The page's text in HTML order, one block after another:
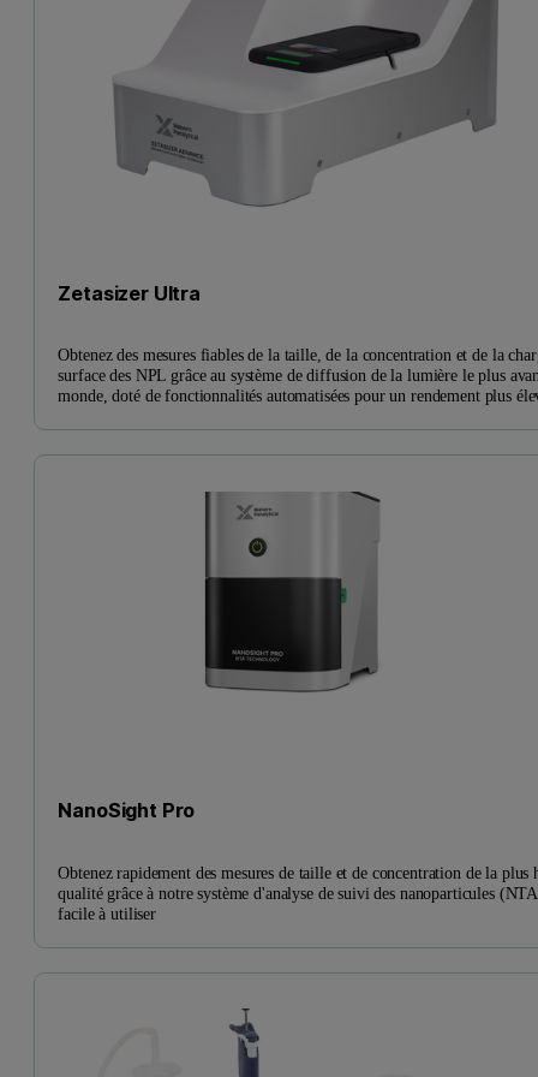
Zetasizer Ultra
Obtenez des mesures fiables de la taille, de la concentration et de la
surface des NPL grâce au système de diffusion de la lumière le plus
monde, doté de fonctionnalités automatisées pour un rendement plus
NanoSight Pro
Obtenez rapidement des mesures de taille et de concentration de la plus
qualité grâce à notre système d'analyse de suivi des nanoparticules
facile à utiliser